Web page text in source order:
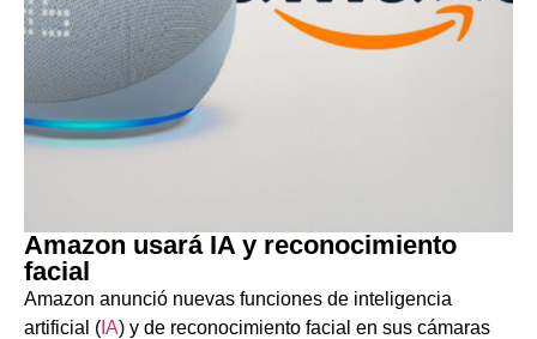
Amazon usará IA y reconocimiento
facial
Amazon anunció nuevas funciones de inteligencia
artificial ( IA) y de reconocimiento facial en sus cámaras